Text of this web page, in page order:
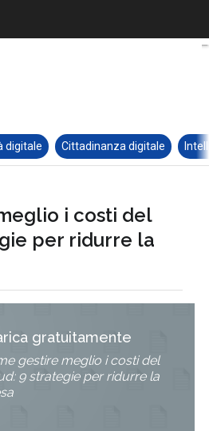
digitale Cittadinanza digitale
i costi del
per ridurre la
gratuitamente
gestire meglio i costi del
9 strategie per ridurre la